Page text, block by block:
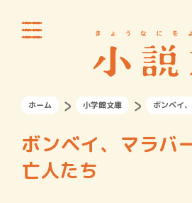
ホーム 小学館文庫 ボンベイ
ボンベイ、マラバ
亡人たち